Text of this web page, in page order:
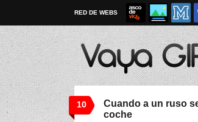
RED DE WEBS
10
Cuando a un ruso
coche